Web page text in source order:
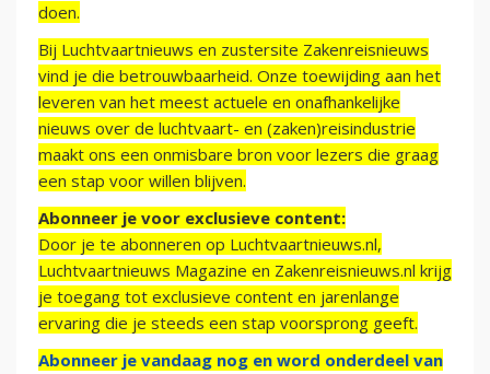
doen.
Bij Luchtvaartnieuws en zustersite Zakenreisnieuws
vind je die betrouwbaarheid. Onze toewijding aan het
leveren van het meest actuele en onafhankelijke
nieuws over de luchtvaart- en (zaken)reisindustrie
maakt ons een onmisbare bron voor lezers die graag
een stap voor willen blijven.
Abonneer je voor exclusieve content:
Door je te abonneren op Luchtvaartnieuws.nl,
Luchtvaartnieuws Magazine en Zakenreisnieuws.nl krijg
je toegang tot exclusieve content en jarenlange
ervaring die je steeds een stap voorsprong geeft.
Abonneer je vandaag nog en word onderdeel van